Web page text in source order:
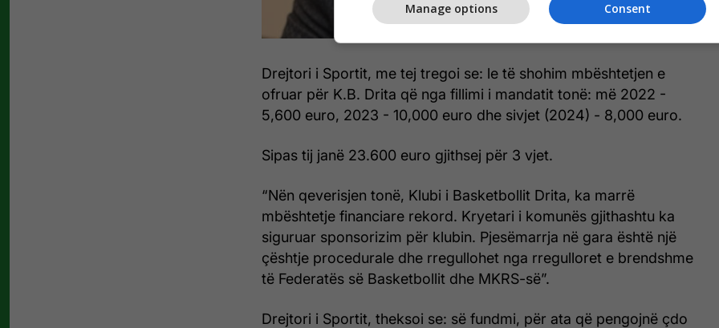
Drejtori i Sportit, me tej tregoi se: le të shohim mbështetjen e
ofruar për K.B. Drita që nga fillimi i mandatit tonë: më 2022 -
5,600 euro, 2023 - 10,000 euro dhe sivjet (2024) - 8,000 euro.
Sipas tij janë 23.600 euro gjithsej për 3 vjet.
“Nën qeverisjen tonë, Klubi i Basketbollit Drita, ka marrë
mbështetje financiare rekord. Kryetari i komunës gjithashtu ka
siguruar sponsorizim për klubin. Pjesëmarrja në gara është një
çështje procedurale dhe rregullohet nga rregulloret e brendshme
të Federatës së Basketbollit dhe MKRS-së”.
Drejtori i Sportit, theksoi se: së fundmi, për ata që pengojnë çdo
Consent
Manage options